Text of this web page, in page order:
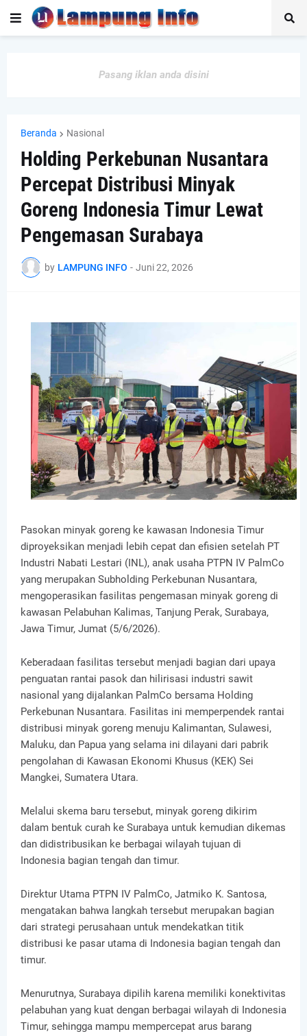
Pasang iklan anda disini
Beranda Nasional
Holding Perkebunan Nusantara
Percepat Distribusi Minyak
Goreng Indonesia Timur Lewat
Pengemasan Surabaya
by LAMPUNG INFO - Juni 22, 2026
Pasokan minyak goreng ke kawasan Indonesia Timur
diproyeksikan menjadi lebih cepat dan efisien setelah PT
Industri Nabati Lestari (INL), anak usaha PTPN IV PalmCo
yang merupakan Subholding Perkebunan Nusantara,
mengoperasikan fasilitas pengemasan minyak goreng di
kawasan Pelabuhan Kalimas, Tanjung Perak, Surabaya,
Jawa Timur, Jumat (5/6/2026).
Keberadaan fasilitas tersebut menjadi bagian dari upaya
penguatan rantai pasok dan hilirisasi industri sawit
nasional yang dijalankan PalmCo bersama Holding
Perkebunan Nusantara. Fasilitas ini memperpendek rantai
distribusi minyak goreng menuju Kalimantan, Sulawesi,
Maluku, dan Papua yang selama ini dilayani dari pabrik
pengolahan di Kawasan Ekonomi Khusus (KEK) Sei
Mangkei, Sumatera Utara.
Melalui skema baru tersebut, minyak goreng dikirim
dalam bentuk curah ke Surabaya untuk kemudian dikemas
dan didistribusikan ke berbagai wilayah tujuan di
Indonesia bagian tengah dan timur.
Direktur Utama PTPN IV PalmCo, Jatmiko K. Santosa,
mengatakan bahwa langkah tersebut merupakan bagian
dari strategi perusahaan untuk mendekatkan titik
distribusi ke pasar utama di Indonesia bagian tengah dan
timur.
Menurutnya, Surabaya dipilih karena memiliki konektivitas
pelabuhan yang kuat dengan berbagai wilayah di Indonesia
Timur, sehingga mampu mempercepat arus barang